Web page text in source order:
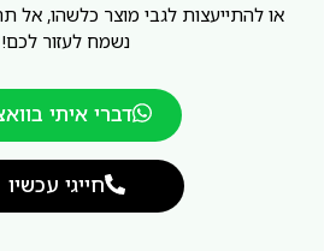
או להתייעצות לגבי מוצר כלשהו, אל
נשמח לעזור לכם!
דברי איתי
חייגי עכשיו